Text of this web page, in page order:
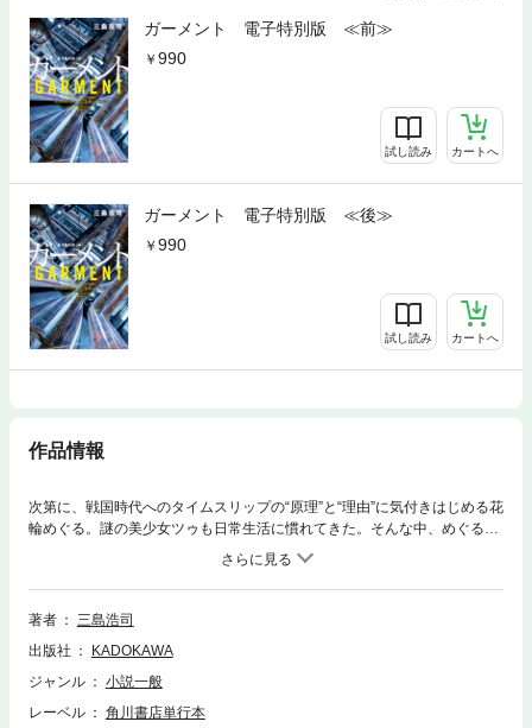
ガーメント 電子特別版 ≪前≫
990
試し読み カートへ
ガーメント 電子特別版 ≪後≫
990
試し読み カートへ
作品情報
次第に、戦国時代へのタイムスリップの“原理”と“理由”に気付きはじめる花
輪めぐる。謎の美少女ツゥも日常生活に慣れてきた。そんな中、めぐるを
襲う最大の試練！その先に見えてきたものは……。クライマックスへ向か
う「ガーメント」後編。電子特別版として全384ページを前後編に分割し
て登場！
著者
三島浩司
出版社
KADOKAWA
ジャンル
小説一般
レーベル
角川書店単行本